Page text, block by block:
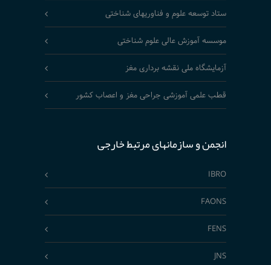
ستاد توسعه علوم و فناوریهای شناختی
موسسه آموزش عالی علوم شناختی
آزمایشگاه ملی نقشه برداری مغز
قطب علمی آموزشی جراحی مغز و اعصاب کشور
انجمن و سازمانهای مرتبط خارجی
IBRO
FAONS
FENS
JNS